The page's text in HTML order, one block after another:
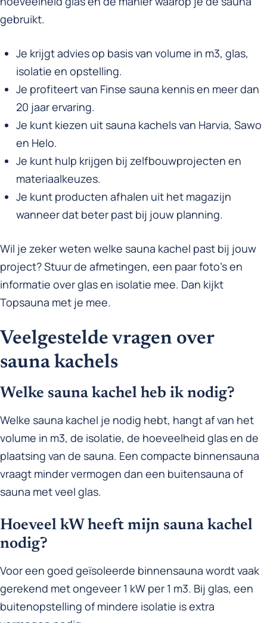
gebruikt.
Je krijgt advies op basis van volume in m3, glas,
isolatie en opstelling.
Je profiteert van Finse sauna kennis en meer dan
20 jaar ervaring.
Je kunt kiezen uit sauna kachels van Harvia, Sawo
en Helo.
Je kunt hulp krijgen bij zelfbouwprojecten en
materiaalkeuzes.
Je kunt producten afhalen uit het magazijn
wanneer dat beter past bij jouw planning.
Wil je zeker weten welke sauna kachel past bij jouw
project? Stuur de afmetingen, een paar foto’s en
informatie over glas en isolatie mee. Dan kijkt
Topsauna met je mee.
Veelgestelde vragen over
sauna kachels
Welke sauna kachel heb ik nodig?
Welke sauna kachel je nodig hebt, hangt af van het
volume in m3, de isolatie, de hoeveelheid glas en de
plaatsing van de sauna. Een compacte binnensauna
vraagt minder vermogen dan een buitensauna of
sauna met veel glas.
Hoeveel kW heeft mijn sauna kachel
nodig?
Voor een goed geïsoleerde binnensauna wordt vaak
gerekend met ongeveer 1 kW per 1 m3. Bij glas, een
buitenopstelling of mindere isolatie is extra